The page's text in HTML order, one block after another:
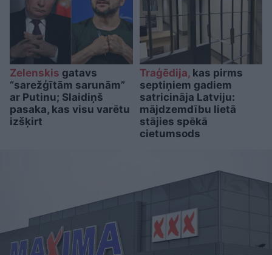
Zelenskis gatavs
“sarežģītām sarunām”
ar Putinu; Slaidiņš
pasaka, kas visu varētu
izšķirt
Traģēdija,kas pirms
septiņiem gadiem
satricināja Latviju:
mājdzemdību lietā
stājies spēkā
cietumsods